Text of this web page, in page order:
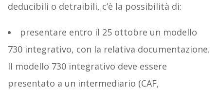
deducibili o detraibili, c’è la possibilità di:
presentare entro il 25 ottobre un modello
730 integrativo, con la relativa documentazione.
Il modello 730 integrativo deve essere
presentato a un intermediario (CAF,